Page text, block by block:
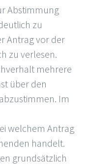
Abstimmung
zu
Antrag vor der
zu verlesen.
mehrere
über den
Im
welchem Antrag
handelt.
grundsätzlich